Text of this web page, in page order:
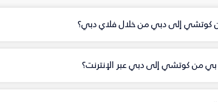
كوتشي إلى دبي من خلال فلاي دبي؟
من كوتشي إلى دبي عبر الإنترنت؟